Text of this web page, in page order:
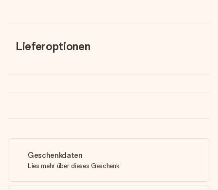
Lieferoptionen
Geschenkdaten
Lies mehr über dieses Geschenk